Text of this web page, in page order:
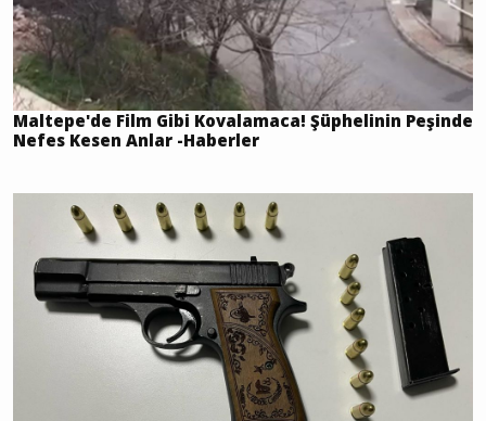
Maltepe'de Film Gibi Kovalamaca! Şüphelinin Peşinde
Nefes Kesen Anlar -Haberler